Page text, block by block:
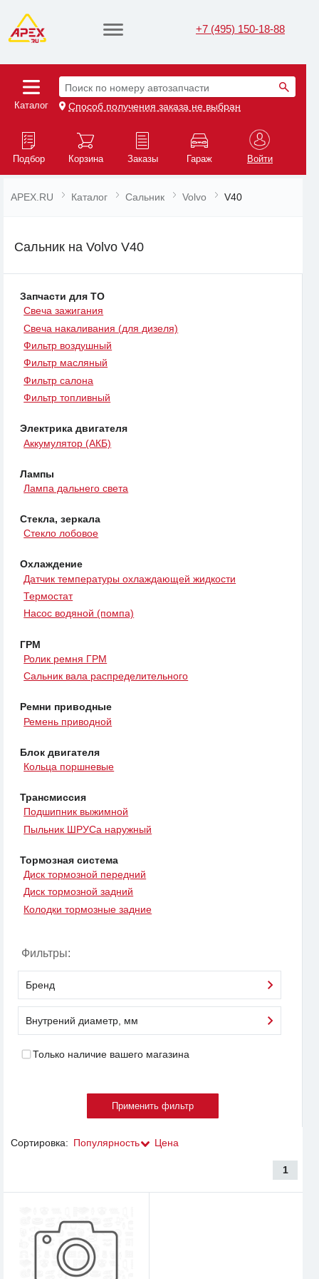
+7 (495) 150-18-88
Каталог
Поиск по номеру автозапчасти
Способ получения заказа не выбран
Подбор Корзина Заказы Гараж Войти
APEX.RU Каталог Сальник Volvo V40
Сальник на Volvo V40
Запчасти для ТО
Свеча зажигания
Свеча накаливания (для дизеля)
Фильтр воздушный
Фильтр масляный
Фильтр салона
Фильтр топливный
Электрика двигателя
Аккумулятор (АКБ)
Лампы
Лампа дальнего света
Стекла, зеркала
Стекло лобовое
Охлаждение
Датчик температуры охлаждающей жидкости
Термостат
Насос водяной (помпа)
ГРМ
Ролик ремня ГРМ
Сальник вала распределительного
Ремни приводные
Ремень приводной
Блок двигателя
Кольца поршневые
Трансмиссия
Подшипник выжимной
Пыльник ШРУСа наружный
Тормозная система
Диск тормозной передний
Диск тормозной задний
Колодки тормозные задние
Фильтры:
Бренд
Внутрений диаметр, мм
Только наличие вашего магазина
Сортировка: Популярность Цена
1